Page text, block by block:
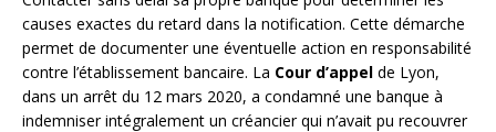
causes exactes du retard dans la notification. Cette démarche
permet de documenter une éventuelle action en responsabilité
contre l’établissement bancaire. La Cour d’appel de Lyon,
dans un arrêt du 12 mars 2020, a condamné une banque à
indemniser intégralement un créancier qui n’avait pu recouvrer